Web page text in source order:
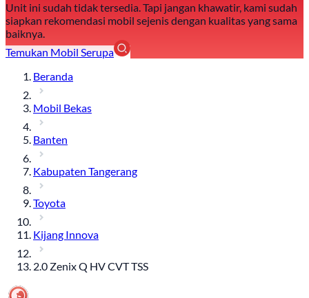
Unit ini sudah tidak tersedia. Tapi jangan khawatir, kami sudah
siapkan rekomendasi mobil sejenis dengan kualitas yang sama
baiknya.
Temukan Mobil Serupa
Beranda
Mobil Bekas
Banten
Kabupaten Tangerang
Toyota
Kijang Innova
2.0 Zenix Q HV CVT TSS